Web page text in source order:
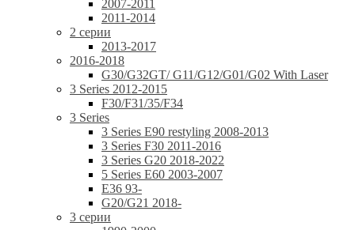
2007-2011
2011-2014
2 серии
2013-2017
2016-2018
G30/G32GT/ G11/G12/G01/G02 With Laser
3 Series 2012-2015
F30/F31/35/F34
3 Series
3 Series E90 restyling 2008-2013
3 Series F30 2011-2016
3 Series G20 2018-2022
5 Series E60 2003-2007
E36 93-
G20/G21 2018-
3 серии